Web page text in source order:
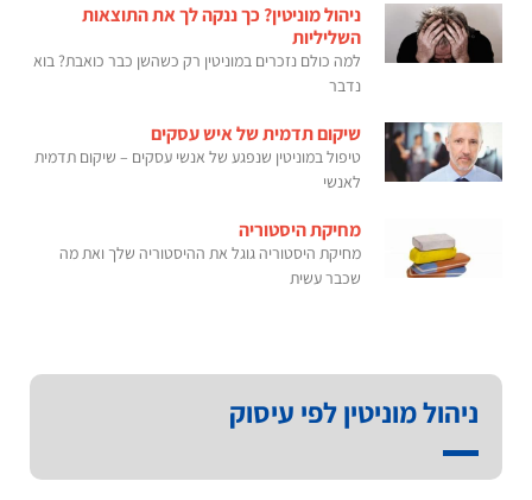
ניהול מוניטין? כך ננקה לך את התוצאות
השליליות
למה כולם נזכרים במוניטין רק כשהשן כבר כואבת? בוא
נדבר
שיקום תדמית של איש עסקים
טיפול במוניטין שנפגע של אנשי עסקים – שיקום תדמית
לאנשי
מחיקת היסטוריה
מחיקת היסטוריה גוגל את ההיסטוריה שלך ואת מה
שכבר עשית
ניהול מוניטין לפי עיסוק